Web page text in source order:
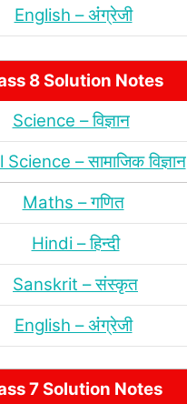
English – अंंग्रेजी
8 Solution Notes
Science – विज्ञान
– सामाजिक विज्ञान
Maths – गणित
Hindi – हिन्‍दी
Sanskrit – संस्‍कृत
English – अंंग्रेजी
7 Solution Notes